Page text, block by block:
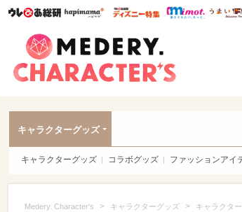
ウレぴあ総研ハピママ* ウレぴあ総研
mimot.
キャラクターグッズ
キャラクターグッズ コラボグッズ ファッションアイ
Medery. Character's > キャラクターグッズ > キャラクタ